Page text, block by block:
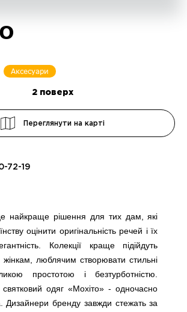
Аксесуари
2 поверх
Переглянути на карті
72-19
найкраще рішення для тих дам, які
оцінити оригінальність речей і їх
Колекції краще підійдуть
люблячим створювати стильні
простотою і безтурботністю.
одяг «Мохіто» - одночасно
Дизайнери бренду завжди стежать за